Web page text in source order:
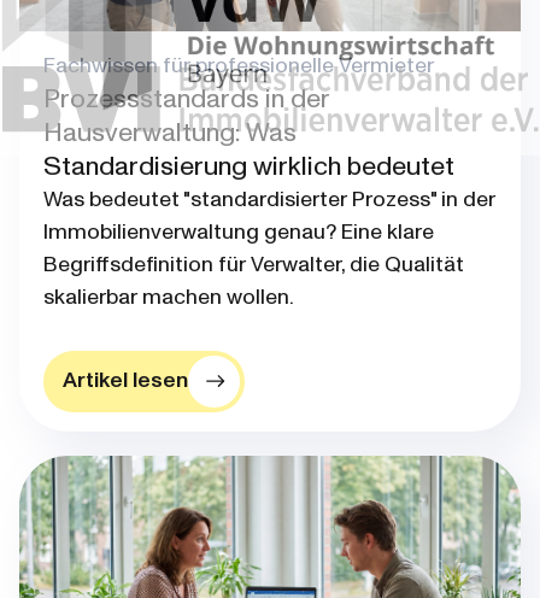
Fachwissen für professionelle Vermieter
Prozessstandards in der
Hausverwaltung: Was
Standardisierung wirklich bedeutet
Was bedeutet "standardisierter Prozess" in der
Immobilienverwaltung genau? Eine klare
Begriffsdefinition für Verwalter, die Qualität
skalierbar machen wollen.
Artikel lesen
Blog post thumbnail